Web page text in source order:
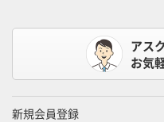
アス
お気
新規会員登録